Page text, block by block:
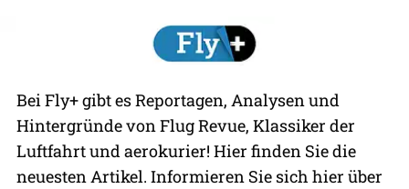
Bei Fly+ gibt es Reportagen, Analysen und
Hintergründe von Flug Revue, Klassiker der
Luftfahrt und aerokurier! Hier finden Sie die
neuesten Artikel. Informieren Sie sich hier über